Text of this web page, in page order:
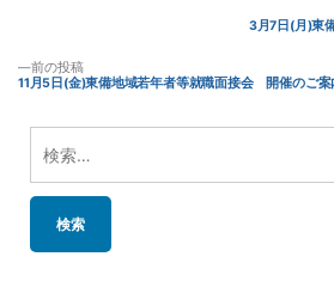
ナ
シ
前の投稿前
の
11月5日(金)東備地域若年者等就職面接会 開催のご案
3月7日(月)東
索: